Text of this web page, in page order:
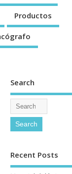
Productos
Search
Recent Posts